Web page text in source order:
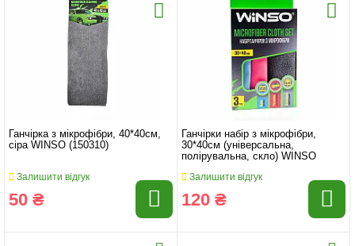
Ганчірка з мікрофібри, 40*40см,
сіра WINSO (150310)
Залишити відгук
50 ₴
Ганчірки набір з мікрофібри,
30*40см (універсальна,
полірувальна, скло) WINSO
Залишити відгук
120 ₴